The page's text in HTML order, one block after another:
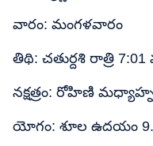
వారం: మంగళవారం
తిథి: చతుర్దశి రాత్రి
నక్షత్రం: రోహిణి
యోగం: శూల ఉదయం